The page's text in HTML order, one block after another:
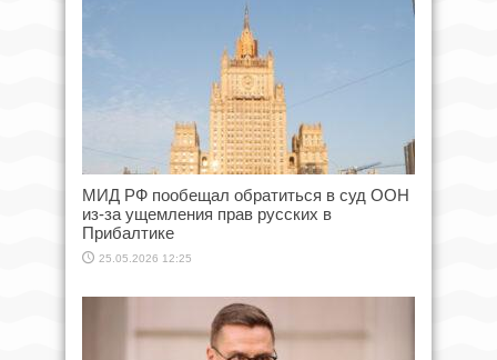
МИД РФ пообещал обратиться в суд ООН
из-за ущемления прав русских в
Прибалтике
25.05.2026 12:25